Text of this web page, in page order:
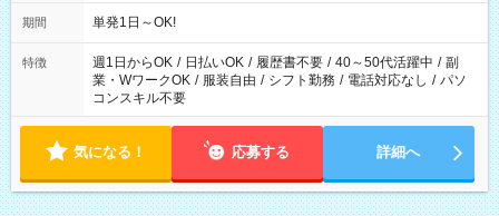
期間 単発1日～OK!
特徴 週1日からOK / 日払いOK / 履歴書不要 / 40～50代活躍中 / 副
業・WワークOK / 服装自由 / シフト勤務 / 電話対応なし / パソ
コンスキル不要
気になる！ 応募する 詳細へ